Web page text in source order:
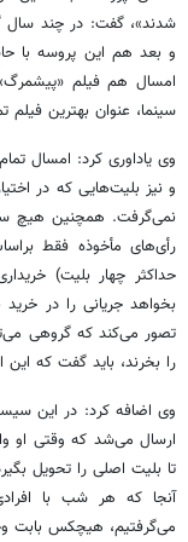
شدند»، گفت: در چند سال
و بعد هم این پروسه با
امسال هم فیلم
سینما، عنوان بهترین فیلم
وی یاداوری کرد: امسال
و نیز بلیت‌هایی که در
نمی‌گرفت. همچنین هیچ
رأی‌های مأخوذه فقط
حداکثر چهار بلیت)
بخواهد جریانی را در
تصور می‌کند که گروهی
را بخرند، باید گفت که
وی اضافه کرد: در این
ارسال می‌شد که وقتی او
تا بلیت اصلی را تحویل
آنجا که هر شب با
می‌گرفتیم، هیچکس بابت